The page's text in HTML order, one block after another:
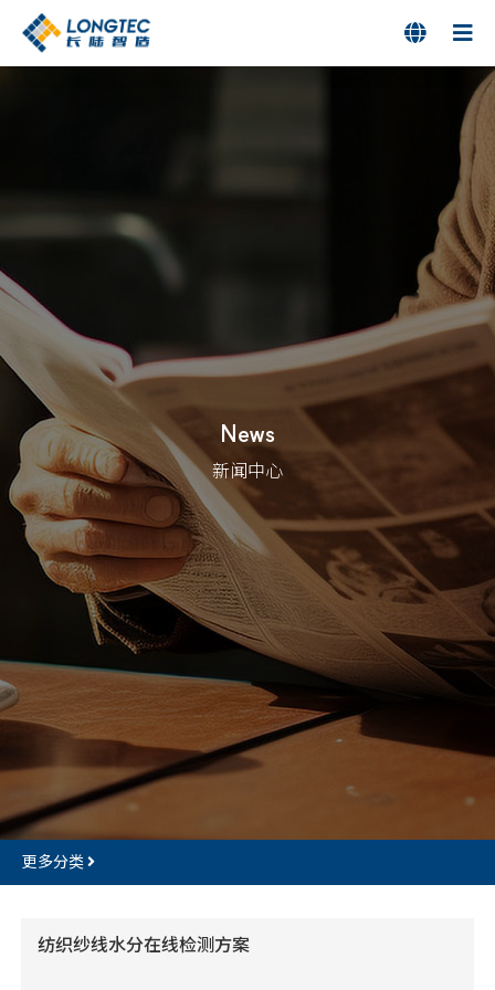

News
新闻中心
更多分类
纺织纱线水分在线检测方案